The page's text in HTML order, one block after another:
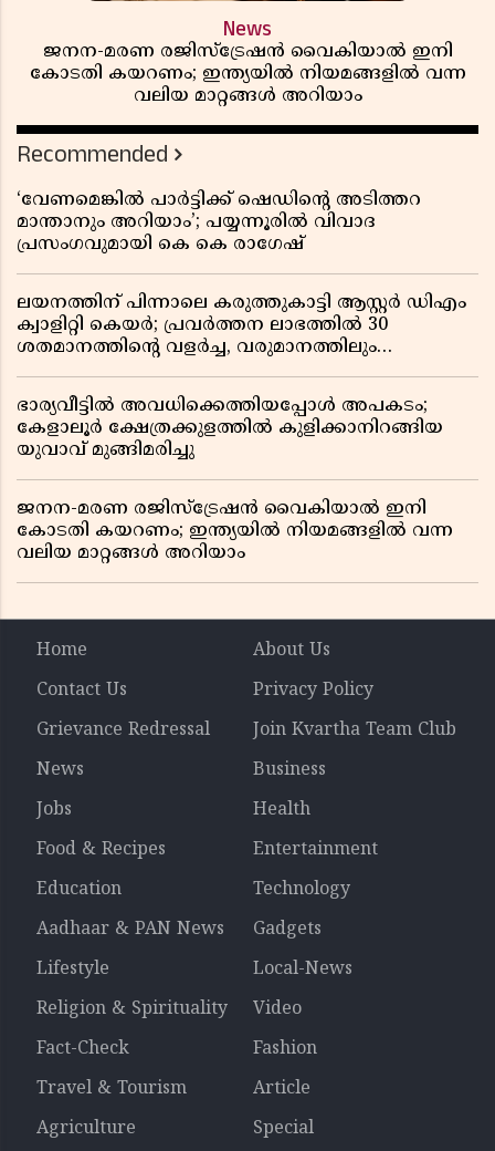
News
ജനന-മരണ രജിസ്ട്രേഷൻ വൈകിയാൽ ഇനി
കോടതി കയറണം; ഇന്ത്യയിൽ നിയമങ്ങളിൽ വന്ന
വലിയ മാറ്റങ്ങൾ അറിയാം
Recommended
‘വേണമെങ്കിൽ പാർട്ടിക്ക് ഷെഡിൻ്റെ അടിത്തറ
മാന്താനും അറിയാം’; പയ്യന്നൂരിൽ വിവാദ
പ്രസംഗവുമായി കെ കെ രാഗേഷ്
ലയനത്തിന് പിന്നാലെ കരുത്തുകാട്ടി ആസ്റ്റർ ഡിഎം
ക്വാളിറ്റി കെയർ; പ്രവർത്തന ലാഭത്തിൽ 30
ശതമാനത്തിൻ്റെ വളർച്ച, വരുമാനത്തിലും
റിപ്പോർട്ട് പുറത്ത്
ഭാര്യവീട്ടിൽ അവധിക്കെത്തിയപ്പോൾ അപകടം;
കേളാലൂർ ക്ഷേത്രക്കുളത്തിൽ കുളിക്കാനിറങ്ങിയ
യുവാവ് മുങ്ങിമരിച്ചു
ജനന-മരണ രജിസ്ട്രേഷൻ വൈകിയാൽ ഇനി
കോടതി കയറണം; ഇന്ത്യയിൽ നിയമങ്ങളിൽ വന്ന
വലിയ മാറ്റങ്ങൾ അറിയാം
Home
About Us
Contact Us
Privacy Policy
Grievance Redressal
Join Kvartha Team Club
News
Business
Jobs
Health
Food & Recipes
Entertainment
Education
Technology
Aadhaar & PAN News
Gadgets
Lifestyle
Local-News
Religion & Spirituality
Video
Fact-Check
Fashion
Travel & Tourism
Article
Agriculture
Special